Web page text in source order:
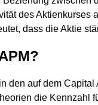
des Aktienkurses
dass die Aktie
den auf dem
die Kennzahl